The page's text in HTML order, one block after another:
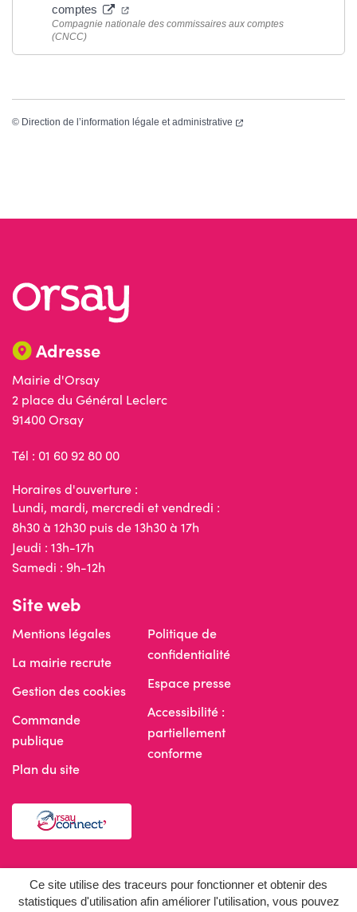
Ce site utilise des traceurs pour fonctionner et obtenir des
statistiques d'utilisation afin améliorer l'utilisation, vous pouvez
comptes
(ouverture dans un nouvel onglet)
Compagnie nationale des commissaires aux comptes
(CNCC)
© Direction de l’information légale et administrative (ouverture dans un
Adresse
Mairie d'Orsay
2 place du Général Leclerc
91400 Orsay
Tél : 01 60 92 80 00
Horaires d'ouverture :
Lundi, mardi, mercredi et vendredi :
8h30 à 12h30 puis de 13h30 à 17h
Jeudi : 13h-17h
Samedi : 9h-12h
Site web
Mentions légales
La mairie recrute
Gestion des cookies
Commande
publique
Plan du site
Politique de
confidentialité
Espace presse
Accessibilité :
partiellement
conforme
Réseaux sociaux